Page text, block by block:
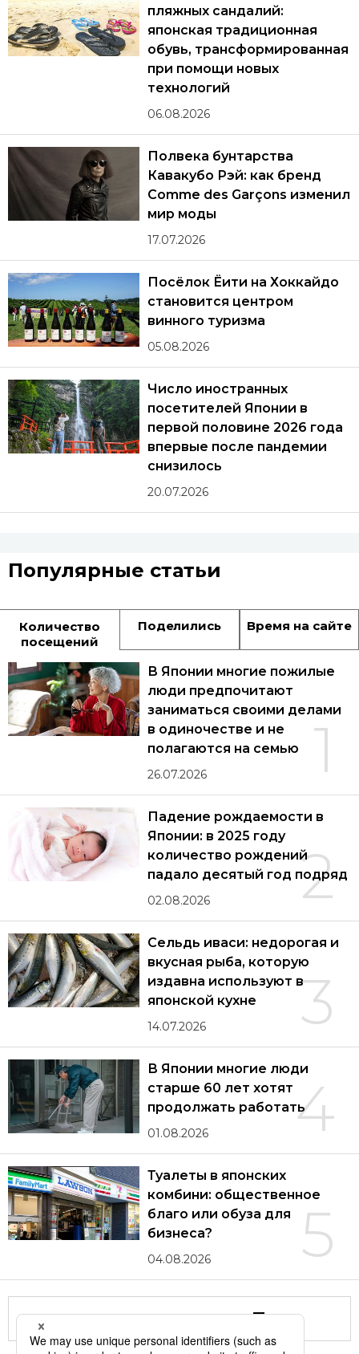
пляжных сандалий:
японская традиционная
обувь, трансформированная
при помощи новых
технологий
06.08.2026
Полвека бунтарства
Кавакубо Рэй: как бренд
Comme des Garçons изменил
мир моды
17.07.2026
Посёлок Ёити на Хоккайдо
становится центром
винного туризма
05.08.2026
Число иностранных
посетителей Японии в
первой половине 2026 года
впервые после пандемии
снизилось
20.07.2026
Популярные статьи
Количество
посещений
Поделились Время на сайте
1
В Японии многие пожилые
люди предпочитают
заниматься своими делами
в одиночестве и не
полагаются на семью
26.07.2026
2
Падение рождаемости в
Японии: в 2025 году
количество рождений
падало десятый год подряд
02.08.2026
3
Сельдь иваси: недорогая и
вкусная рыба, которую
издавна используют в
японской кухне
14.07.2026
4
В Японии многие люди
старше 60 лет хотят
продолжать работать
01.08.2026
5
Туалеты в японских
комбини: общественное
благо или обуза для
бизнеса?
04.08.2026
Другие статьи по теме